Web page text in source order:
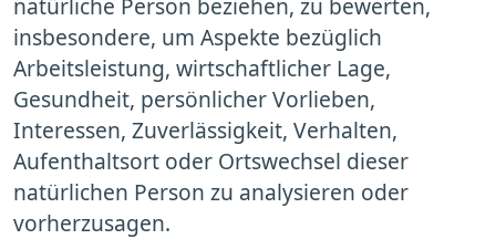
natürliche Person beziehen, zu bewerten,
insbesondere, um Aspekte bezüglich
Arbeitsleistung, wirtschaftlicher Lage,
Gesundheit, persönlicher Vorlieben,
Interessen, Zuverlässigkeit, Verhalten,
Aufenthaltsort oder Ortswechsel dieser
natürlichen Person zu analysieren oder
vorherzusagen.